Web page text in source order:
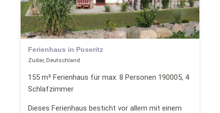
Ferienhaus in Poseritz
Zudar, Deutschland
155 m² Ferienhaus für max. 8 Personen 190005, 4
Schlafzimmer
Dieses Ferienhaus besticht vor allem mit einem